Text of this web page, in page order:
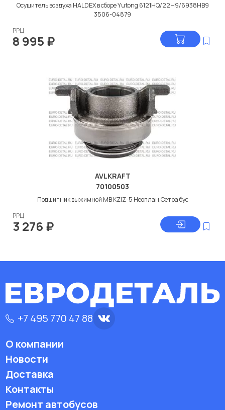
Осушитель воздуха HALDEX в сборе Yutong 6121HQ/22H9/6938HB9
3506-04879
РРЦ
8 995 ₽
AVLKRAFT
70100503
Подшипник выжимной МВ KZIZ-5 Неоплан,Сетра бус
РРЦ
3 276 ₽
+7 495 770 47 88
О компании
Новости
Доставка
Контакты
Ремонт автобусов